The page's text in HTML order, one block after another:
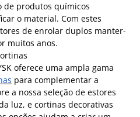
de produtos químicos
o material. Com estes
de enrolar duplos manter-
muitos anos.
oferece uma ampla gama
para complementar a
a nossa seleção de estores
luz, e cortinas decorativas